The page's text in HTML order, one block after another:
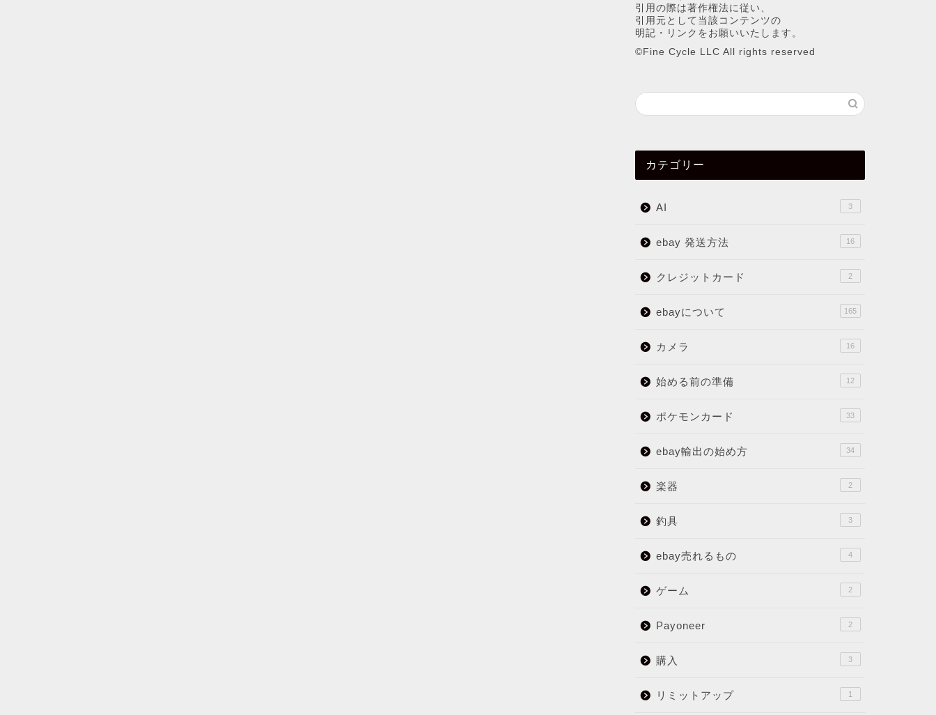
引用の際は著作権法に従い、
引用元として当該コンテンツの
明記・リンクをお願いいたします。
©︎Fine Cycle LLC All rights reserved
カテゴリー
AI 3
ebay 発送方法 16
クレジットカード 2
ebayについて 165
カメラ 16
始める前の準備 12
ポケモンカード 33
ebay輸出の始め方 34
楽器 2
釣具 3
ebay売れるもの 4
ゲーム 2
Payoneer 2
購入 3
リミットアップ 1